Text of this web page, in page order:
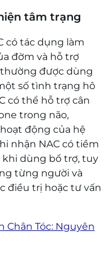
tâm trạng
có tác dụng làm
đờm và hỗ trợ
được dùng
số tình trạng hô
có thể hỗ trợ cân
trong não,
động của hệ
nhận NAC có tiềm
dùng bổ trợ, tuy
từng người và
điều trị hoặc tư vấn
Chân Tóc: Nguyên